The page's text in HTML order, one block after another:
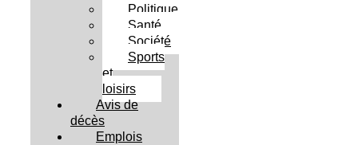
Politique
Santé
Société
Sports
et
loisirs
Avis de
décès
Emplois